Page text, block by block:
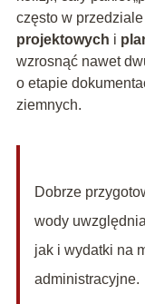
często w przedziale
projektowych i
wzrosnąć nawet
o etapie
ziemnych.
Dobrze
wody
jak i wydatki na
administracyjne.